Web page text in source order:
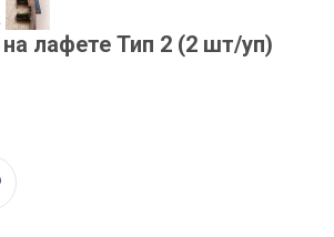
лафете Тип 2 (2 шт/уп)